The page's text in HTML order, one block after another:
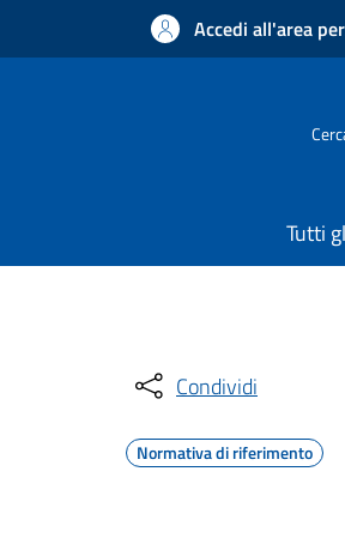
Accedi all'area
Tutti
Condividi
Normativa di riferimento